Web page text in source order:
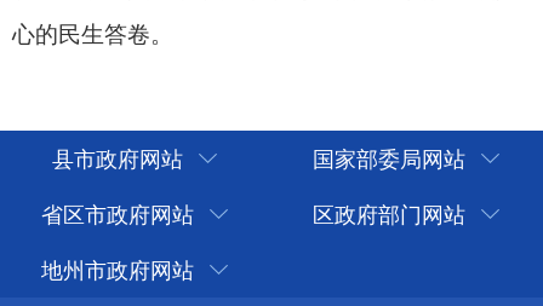
县市政府网站
国家部委局网站
省区市政府网站
区政府部门网站
地州市政府网站